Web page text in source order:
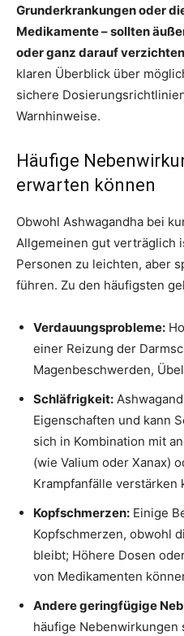
Grunderkrankungen oder
Medikamente – sollten
oder ganz darauf
klaren Überblick über
sichere
Warnhinweise.
Häufige
erwarten können
Obwohl Ashwagandha bei
Allgemeinen gut verträglich
Personen zu leichten, aber
führen. Zu den häufigsten
Verdauungsprobleme:
einer Reizung der
Magenbeschwerden,
Schläfrigkeit:
Eigenschaften und kann
sich in Kombination mit
(wie Valium oder Xanax)
Krampfanfälle verstärken
Kopfschmerzen: Einige
Kopfschmerzen, obwohl
bleibt; Höhere Dosen
von Medikamenten
Andere geringfügige
häufige Nebenwirkungen